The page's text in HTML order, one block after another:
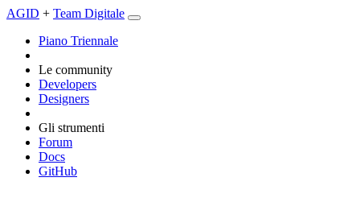
AGID + Team Digitale
Piano Triennale
Le community
Developers
Designers
Gli strumenti
Forum
Docs
GitHub